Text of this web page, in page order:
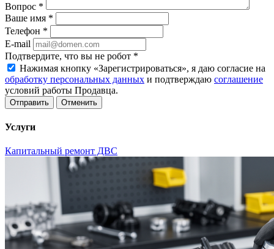
Вопрос *
Ваше имя *
Телефон *
E-mail
Подтвердите, что вы не робот *
Нажимая кнопку «Зарегистрироваться», я даю согласие на
обработку персональных данных и подтверждаю соглашение
условий работы Продавца.
Отменить
Услуги
Капитальный ремонт ДВС